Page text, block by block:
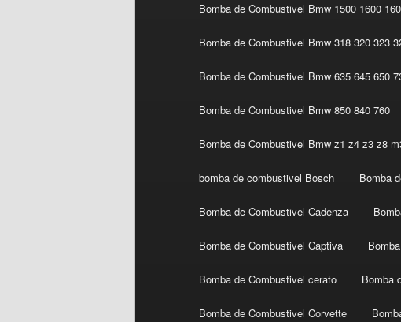
Bomba de Combustivel Bmw 1500 1600
Bomba de Combustivel Bmw 318 320 323
Bomba de Combustivel Bmw 635 645 650
Bomba de Combustivel Bmw 850 840 760
Bomba de Combustivel Bmw z1 z4 z3 z8
bomba de combustivel Bosch Bomba
Bomba de Combustivel Cadenza
Bomba de Combustivel Captiva
Bomba de Combustivel cerato Bomba
Bomba de Combustivel Corvette